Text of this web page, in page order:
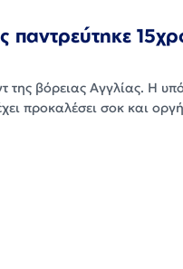
βόρειας Αγγλίας. Η
προκαλέσει σοκ και